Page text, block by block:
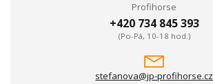
Profihorse
+420 734 845 393
(Po-Pá, 10-18 hod.)
stefanova@jp-profihorse.cz